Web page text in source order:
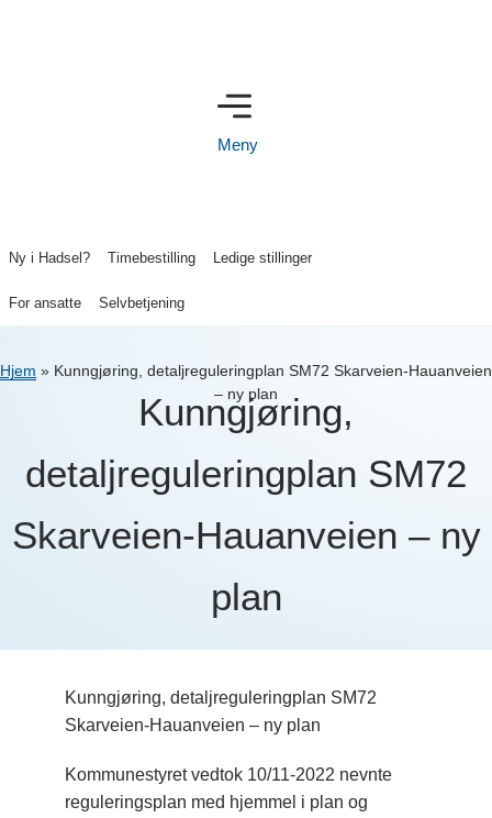
Meny
Ny i Hadsel? Timebestilling Ledige stillinger
For ansatte Selvbetjening
Hjem » Kunngjøring, detaljreguleringplan SM72 Skarveien-Hauanveien
– ny plan
Kunngjøring,
detaljreguleringplan SM72
Skarveien-Hauanveien – ny
plan
Kunngjøring, detaljreguleringplan SM72
Skarveien-Hauanveien – ny plan
Kommunestyret vedtok 10/11-2022 nevnte
reguleringsplan med hjemmel i plan og